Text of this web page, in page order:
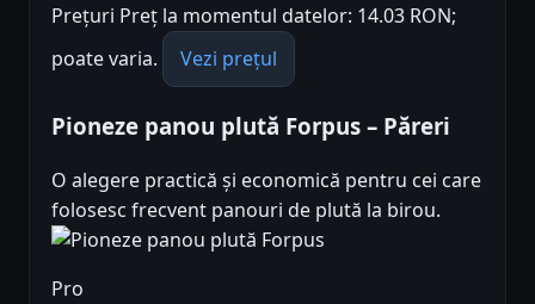
Prețuri Preț la momentul datelor: 14.03 RON;
poate varia.
Vezi prețul
Pioneze panou plută Forpus – Păreri
O alegere practică și economică pentru cei care
folosesc frecvent panouri de plută la birou.
Pro